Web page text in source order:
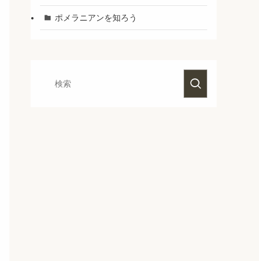
ポメラニアンを知ろう